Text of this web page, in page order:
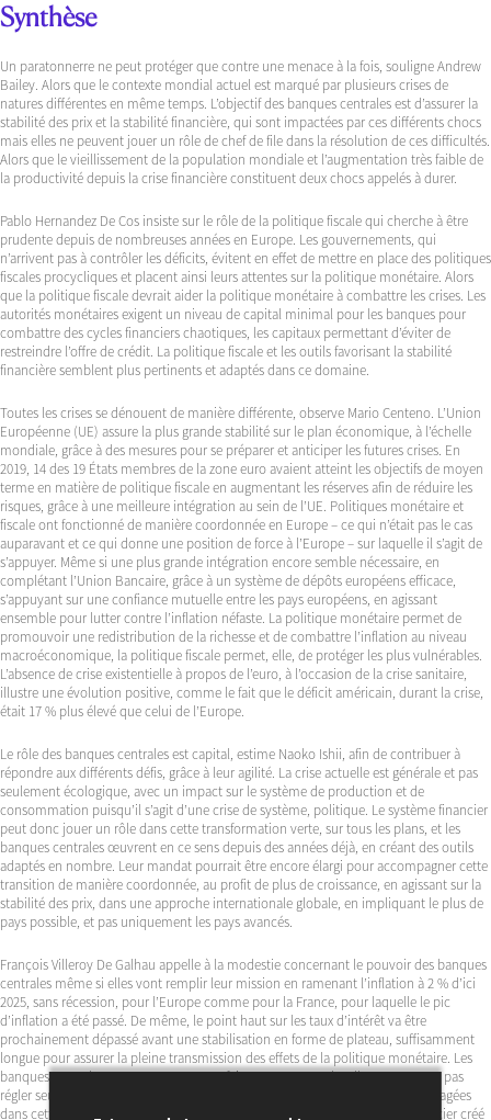
Synthèse
Un paratonnerre ne peut protéger que contre une menace à la fois, souligne Andrew
Bailey. Alors que le contexte mondial actuel est marqué par plusieurs crises de
natures différentes en même temps. L’objectif des banques centrales est d’assurer la
stabilité des prix et la stabilité financière, qui sont impactées par ces différents chocs
mais elles ne peuvent jouer un rôle de chef de file dans la résolution de ces difficultés.
Alors que le vieillissement de la population mondiale et l’augmentation très faible de
la productivité depuis la crise financière constituent deux chocs appelés à durer.
Pablo Hernandez De Cos insiste sur le rôle de la politique fiscale qui cherche à être
prudente depuis de nombreuses années en Europe. Les gouvernements, qui
n’arrivent pas à contrôler les déficits, évitent en effet de mettre en place des politiques
fiscales procycliques et placent ainsi leurs attentes sur la politique monétaire. Alors
que la politique fiscale devrait aider la politique monétaire à combattre les crises. Les
autorités monétaires exigent un niveau de capital minimal pour les banques pour
combattre des cycles financiers chaotiques, les capitaux permettant d’éviter de
restreindre l’offre de crédit. La politique fiscale et les outils favorisant la stabilité
financière semblent plus pertinents et adaptés dans ce domaine.
Toutes les crises se dénouent de manière différente, observe Mario Centeno. L’Union
Européenne (UE) assure la plus grande stabilité sur le plan économique, à l’échelle
mondiale, grâce à des mesures pour se préparer et anticiper les futures crises. En
2019, 14 des 19 États membres de la zone euro avaient atteint les objectifs de moyen
terme en matière de politique fiscale en augmentant les réserves afin de réduire les
risques, grâce à une meilleure intégration au sein de l’UE. Politiques monétaire et
fiscale ont fonctionné de manière coordonnée en Europe – ce qui n’était pas le cas
auparavant et ce qui donne une position de force à l’Europe – sur laquelle il s’agit de
s’appuyer. Même si une plus grande intégration encore semble nécessaire, en
complétant l’Union Bancaire, grâce à un système de dépôts européens efficace,
s’appuyant sur une confiance mutuelle entre les pays européens, en agissant
ensemble pour lutter contre l’inflation néfaste. La politique monétaire permet de
promouvoir une redistribution de la richesse et de combattre l’inflation au niveau
macroéconomique, la politique fiscale permet, elle, de protéger les plus vulnérables.
L’absence de crise existentielle à propos de l’euro, à l’occasion de la crise sanitaire,
illustre une évolution positive, comme le fait que le déficit américain, durant la crise,
était 17 % plus élevé que celui de l’Europe.
Le rôle des banques centrales est capital, estime Naoko Ishii, afin de contribuer à
répondre aux différents défis, grâce à leur agilité. La crise actuelle est générale et pas
seulement écologique, avec un impact sur le système de production et de
consommation puisqu’il s’agit d’une crise de système, politique. Le système financier
peut donc jouer un rôle dans cette transformation verte, sur tous les plans, et les
banques centrales œuvrent en ce sens depuis des années déjà, en créant des outils
adaptés en nombre. Leur mandat pourrait être encore élargi pour accompagner cette
transition de manière coordonnée, au profit de plus de croissance, en agissant sur la
stabilité des prix, dans une approche internationale globale, en impliquant le plus de
pays possible, et pas uniquement les pays avancés.
François Villeroy De Galhau appelle à la modestie concernant le pouvoir des banques
centrales même si elles vont remplir leur mission en ramenant l’inflation à 2 % d’ici
2025, sans récession, pour l’Europe comme pour la France, pour laquelle le pic
d’inflation a été passé. De même, le point haut sur les taux d’intérêt va être
prochainement dépassé avant une stabilisation en forme de plateau, suffisamment
longue pour assurer la pleine transmission des effets de la politique monétaire. Les
banques centrales ne peuvent pas tout faire et, par exemple, elles ne peuvent pas
régler seules la crise de la dette ou la crise climatique, même si elles sont engagées
dans cette démarche, comme l’illustre le réseau pour verdir le système financier créé